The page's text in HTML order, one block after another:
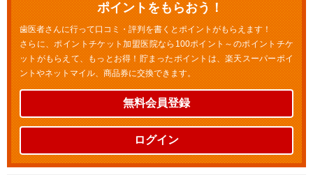
ポイントをもらおう！
歯医者さんに行って口コミ・評判を書くとポイントがもらえます！
さらに、ポイントチケット加盟医院なら100ポイント～のポイントチケ
ットがもらえて、もっとお得！貯まったポイントは、楽天スーパーポイ
ントやネットマイル、商品券に交換できます。
無料会員登録
ログイン